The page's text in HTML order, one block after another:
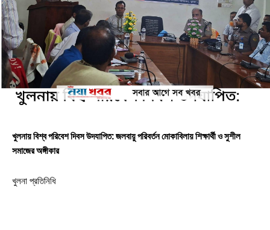
খুলনায় বিশ্ব পরিবেশ দিবস উদযাপিত: জলবায়ু পরিবর্তন মোকাবিলায় শিক্ষার্থী ও সুশীল
সমাজের অঙ্গীকার
খুলনা প্রতিনিধি